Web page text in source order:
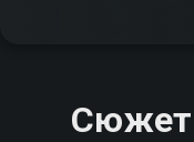
Сюжет